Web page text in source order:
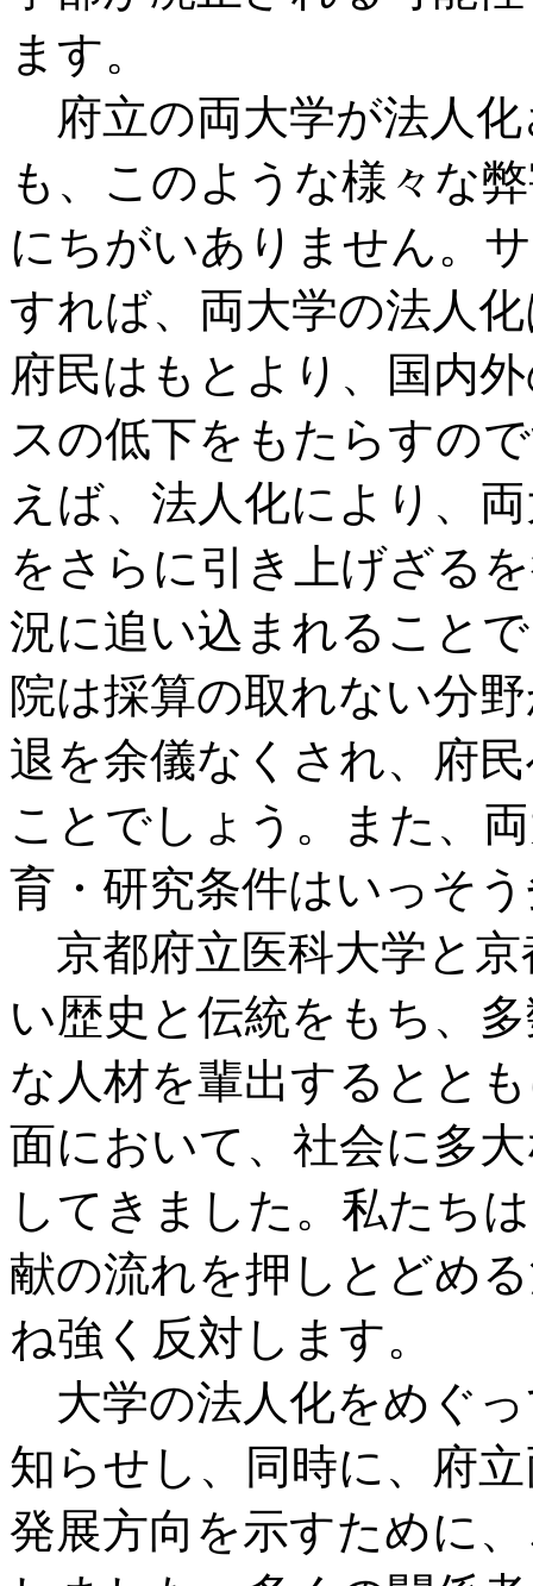
ます。
府立の両大学が法人
も、このような様々な
にちがいありません。
すれば、両大学の法人
府民はもとより、国内
スの低下をもたらすの
えば、法人化により、
をさらに引き上げざる
況に追い込まれること
院は採算の取れない分
退を余儀なくされ、府
ことでしょう。また、
育・研究条件はいっそ
京都府立医科大学と京
い歴史と伝統をもち、
な人材を輩出するとと
面において、社会に多
してきました。私たち
献の流れを押しとどめ
ね強く反対します。
大学の法人化をめぐ
知らせし、同時に、府
発展方向を示すために